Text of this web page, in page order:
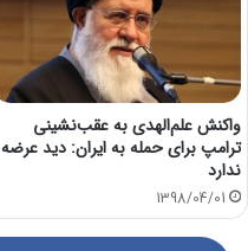
واكنش علم‌الهدی به عقب‌نشینی
ترامپ برای حمله به ایران: دید عرضه
ندارد
1398/04/01